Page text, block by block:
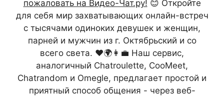
пожаловать на Видео-Чат.ру! 😊 Откройте
для себя мир захватывающих онлайн-встреч
с тысячами одиноких девушек и женщин,
парней и мужчин из г. Октябрьский и со
всего света. ❤️🌍👩‍💼 Наш сервис,
аналогичный Chatroulette, CooMeet,
Chatrandom и Omegle, предлагает простой и
приятный способ общения - через веб-